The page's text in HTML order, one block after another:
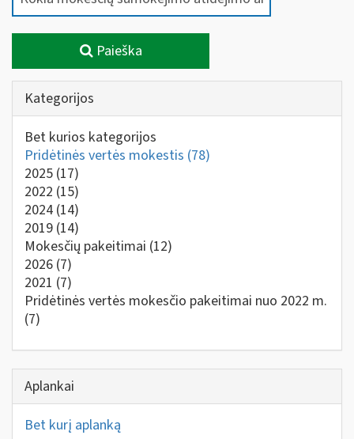
Paieška
Kategorijos
Bet kurios kategorijos
Pridėtinės vertės mokestis (78)
2025 (17)
2022 (15)
2024 (14)
2019 (14)
Mokesčių pakeitimai (12)
2026 (7)
2021 (7)
Pridėtinės vertės mokesčio pakeitimai nuo 2022 m.
(7)
Aplankai
Bet kurį aplanką